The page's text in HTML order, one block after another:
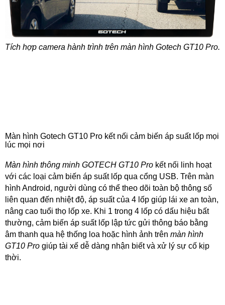
Tích hợp camera hành trình trên màn hình Gotech GT10 Pro.
Màn hình Gotech GT10 Pro kết nối cảm biến áp suất lốp mọi
lúc mọi nơi
Màn hình thông minh GOTECH GT10 Pro kết nối linh hoạt
với các loại cảm biến áp suất lốp qua cổng USB. Trên màn
hình Android, người dùng có thể theo dõi toàn bộ thông số
liên quan đến nhiệt độ, áp suất của 4 lốp giúp lái xe an toàn,
nâng cao tuổi thọ lốp xe. Khi 1 trong 4 lốp có dấu hiệu bất
thường, cảm biến áp suất lốp lập tức gửi thông báo bằng
âm thanh qua hệ thống loa hoặc hình ảnh trên màn hình
GT10 Pro giúp tài xế dễ dàng nhận biết và xử lý sự cố kịp
thời.